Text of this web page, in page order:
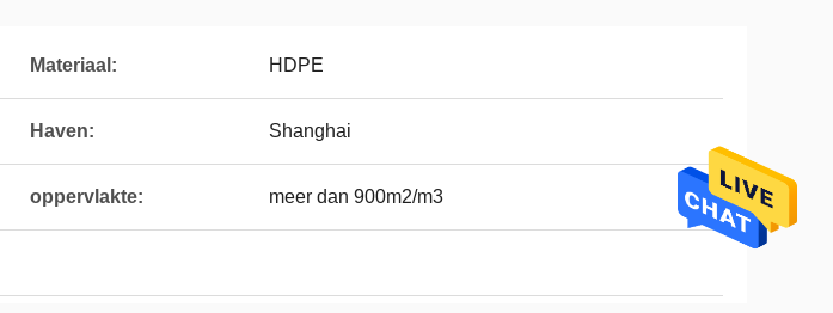
Materiaal: HDPE
Haven: Shanghai
oppervlakte: meer dan 900m2/m3